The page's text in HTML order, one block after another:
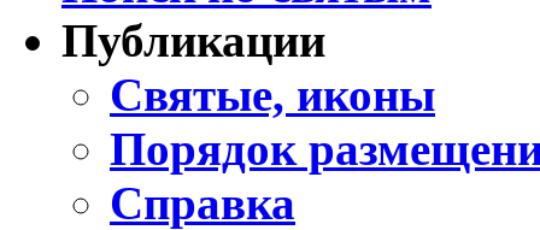
Публикации
Святые, иконы
Порядок
Справка